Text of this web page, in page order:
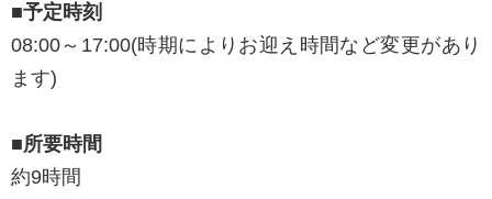
■予定時刻
08:00～17:00(時期によりお迎え時間など変更があり
ます)
■所要時間
約9時間